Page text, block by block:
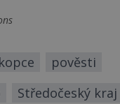
kopce pověsti
Středočeský kraj